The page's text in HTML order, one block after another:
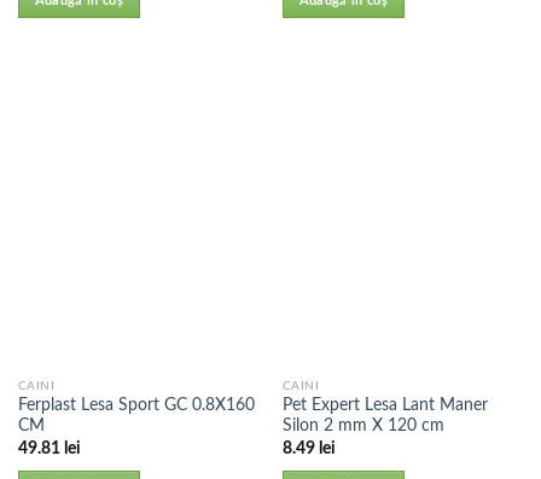
CAINI
Ferplast Lesa Sport GC 0.8X160
CM
49.81 lei
CAINI
Pet Expert Lesa Lant Maner
Silon 2 mm X 120 cm
8.49 lei